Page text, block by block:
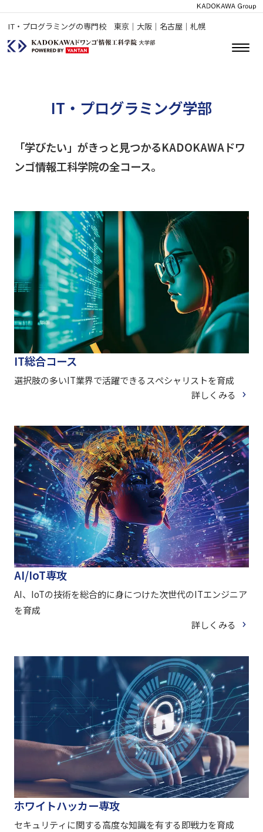
IT・プログラミングの専門校 東京｜大阪｜名古屋｜札幌
IT・プログラミング学部
「学びたい」がきっと見つかるKADOKAWAドワ
ンゴ情報工科学院の全コース。
IT総合コース
選択肢の多いIT業界で活躍できるスペシャリストを育成
詳しくみる
AI/IoT専攻
AI、IoTの技術を総合的に身につけた次世代のITエンジニア
を育成
詳しくみる
ホワイトハッカー専攻
セキュリティに関する高度な知識を有する即戦力を育成